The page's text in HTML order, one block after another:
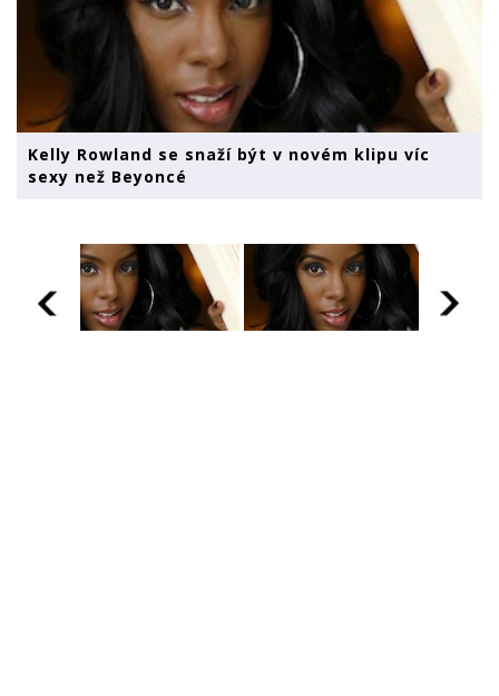
Kelly Rowland se snaží být v novém klipu víc
sexy než Beyoncé